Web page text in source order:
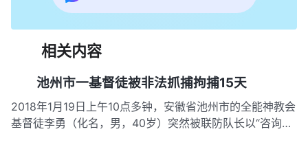
相关内容
池州市一基督徒被非法抓捕拘捕15天
2018年1月19日上午10点多钟，安徽省池州市的全能神教会
基督徒李勇（化名，男，40岁）突然被联防队长以“咨询事